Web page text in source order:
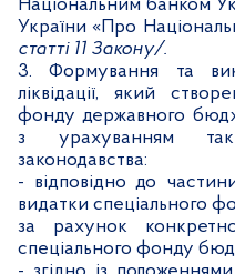
Національним банком
України «Про
статті 11 Закону/.
3.
Формування та
ліквідації, який
фонду державного
з урахуванням
законодавства:
- відповідно до
видатки спеціального
за рахунок
спеціального фонду